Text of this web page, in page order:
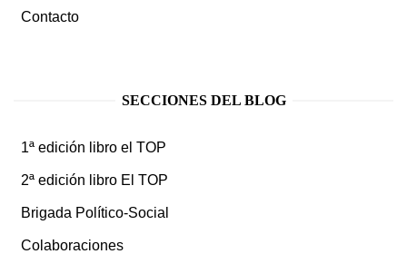
Contacto
SECCIONES DEL BLOG
1ª edición libro el TOP
2ª edición libro El TOP
Brigada Político-Social
Colaboraciones